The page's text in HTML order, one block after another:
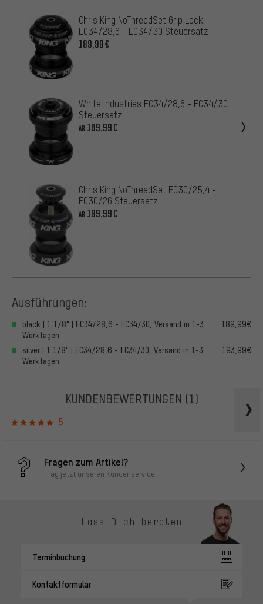
Chris King NoThreadSet Grip Lock
EC34/28,6 - EC34/30 Steuersatz
189,99€
White Industries EC34/28,6 - EC34/30
Steuersatz
AB 109,99€
Chris King NoThreadSet EC30/25,4 -
EC30/26 Steuersatz
AB 189,99€
Ausführungen:
black | 1 1/8" | EC34/28,6 - EC34/30, Versand in 1-3
Werktagen
189,99€
silver | 1 1/8" | EC34/28,6 - EC34/30, Versand in 1-3
Werktagen
193,99€
KUNDENBEWERTUNGEN (1)
5
Fragen zum Artikel?
Frag jetzt unseren Kundenservice!
Lass Dich beraten
Terminbuchung
Kontaktformular